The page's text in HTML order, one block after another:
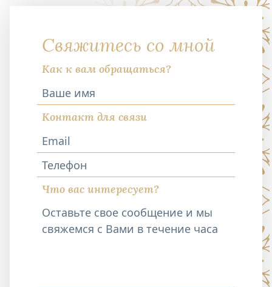
Свяжитесь со мной
Как к вам обращаться?
Контакт для связи
Телефон
Что вас интересует?